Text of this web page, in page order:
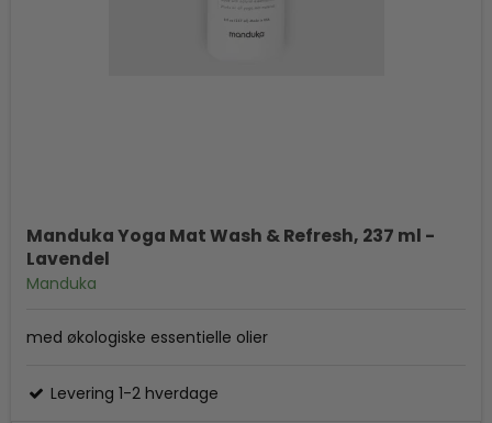
Manduka Yoga Mat Wash & Refresh, 237 ml -
Lavendel
Manduka
med økologiske essentielle olier
Levering 1-2 hverdage